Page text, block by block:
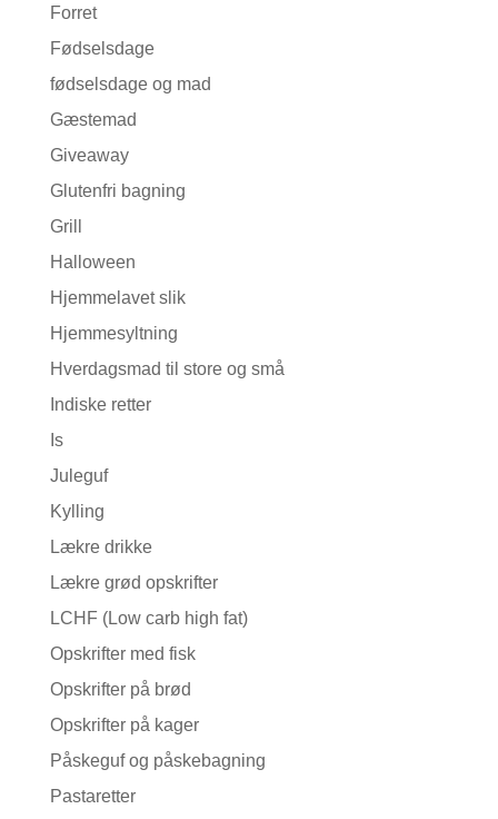
Forret
Fødselsdage
fødselsdage og mad
Gæstemad
Giveaway
Glutenfri bagning
Grill
Halloween
Hjemmelavet slik
Hjemmesyltning
Hverdagsmad til store og små
Indiske retter
Is
Juleguf
Kylling
Lækre drikke
Lækre grød opskrifter
LCHF (Low carb high fat)
Opskrifter med fisk
Opskrifter på brød
Opskrifter på kager
Påskeguf og påskebagning
Pastaretter